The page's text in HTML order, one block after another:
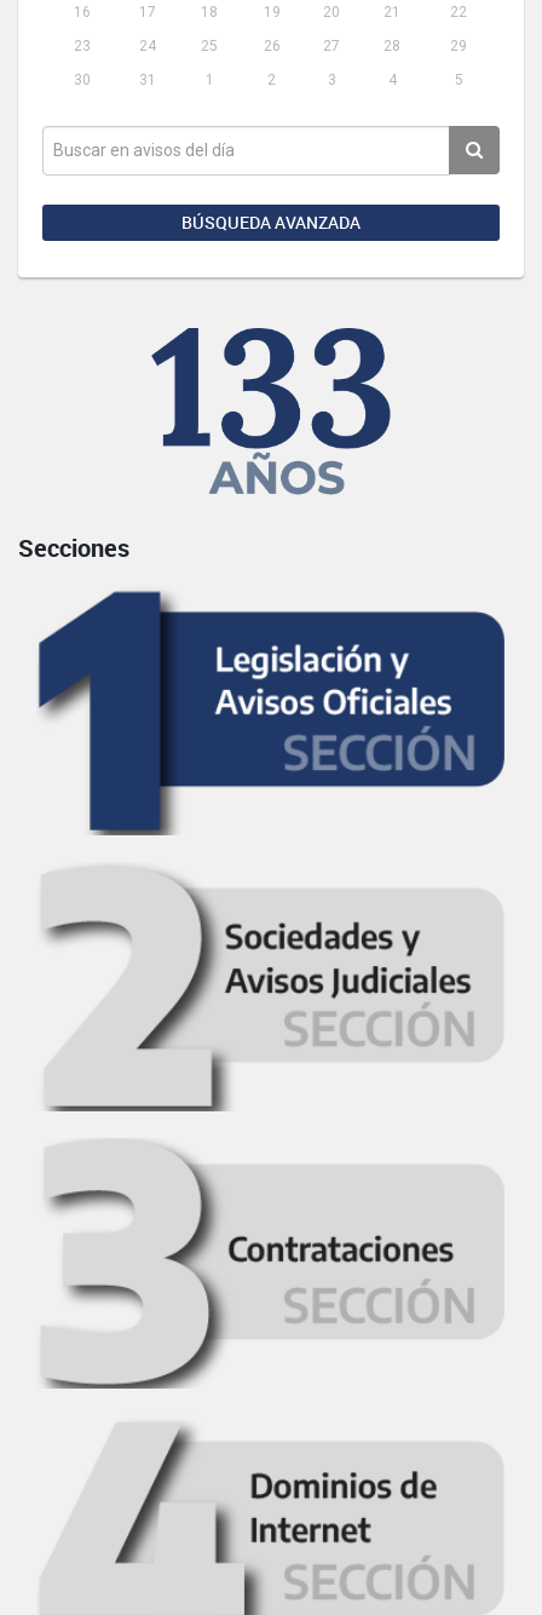
16
17 18 19 20 21
22
23
24 25 26 27 28
29
30
31 1 2 3 4 5
BÚSQUEDA AVANZADA
Secciones